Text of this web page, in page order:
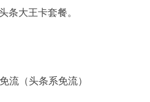
条大王卡套餐。
流（头条系免流）